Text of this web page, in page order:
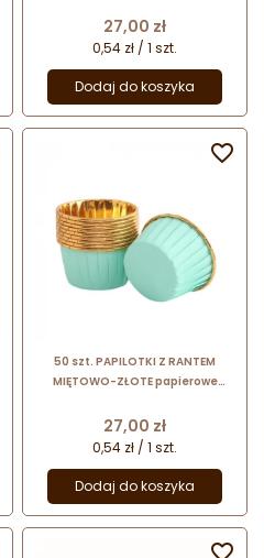
aluminiową powłoką w kolorze
złotym
Cena
27,00 zł
0,54 zł / 1 szt.
Dodaj do koszyka
50 szt. PAPILOTKI Z RANTEM
MIĘTOWO-ZŁOTE papierowe
aluminiową powłoką w kolorze
złotym
Cena
27,00 zł
0,54 zł / 1 szt.
Dodaj do koszyka
